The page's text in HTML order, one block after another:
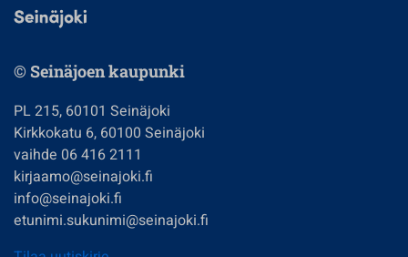
© Seinäjoen kaupunki
PL 215, 60101 Seinäjoki
Kirkkokatu 6, 60100 Seinäjoki
vaihde 06 416 2111
kirjaamo@seinajoki.fi
info@seinajoki.fi
etunimi.sukunimi@seinajoki.fi